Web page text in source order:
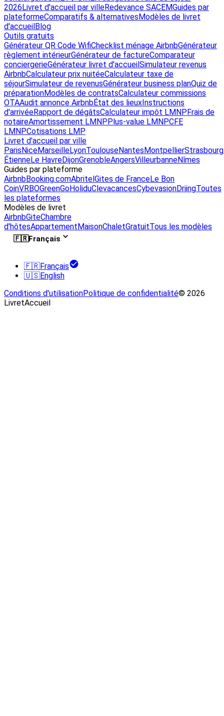
2026 Livret d'accueil par villeRedevance SACEMGuides par
plateformeComparatifs & alternatives Modèles de livret
d'accueil Blog
Outils gratuits
Générateur QR Code WifiChecklist ménage AirbnbGénérateur
règlement intérieurGénérateur de factureComparateur
conciergerieGénérateur livret d'accueil Simulateur revenus
AirbnbCalculateur prix nuitéeCalculateur taxe de
séjourSimulateur de revenusGénérateur business planQuiz de
préparationModèles de contratsCalculateur commissions
OTAAudit annonce AirbnbÉtat des lieux Instructions
d'arrivéeRapport de dégâtsCalculateur impôt LMNPFrais de
notaireAmortissement LMNPPlus-value LMNPCFE
LMNPCotisations LMP
Livret d'accueil par ville
Paris NiceMarseilleLyonToulouseNantes MontpellierStrasbourg
ÉtienneLe HavreDijonGrenobleAngersVilleurbanneNîmes
Guides par plateforme
AirbnbBooking.comAbritel Gites de FranceLe Bon
CoinVRBOGreenGoHoliduClevacancesCybevasionDriingToutes
les plateformes
Modèles de livret
AirbnbGiteChambre
d'hôtesAppartement MaisonChaletGratuitTous les modèles
🇫🇷Français
🇫🇷Français
🇺🇸English
Conditions d'utilisationPolitique de confidentialité© 2026
LivretAccueil